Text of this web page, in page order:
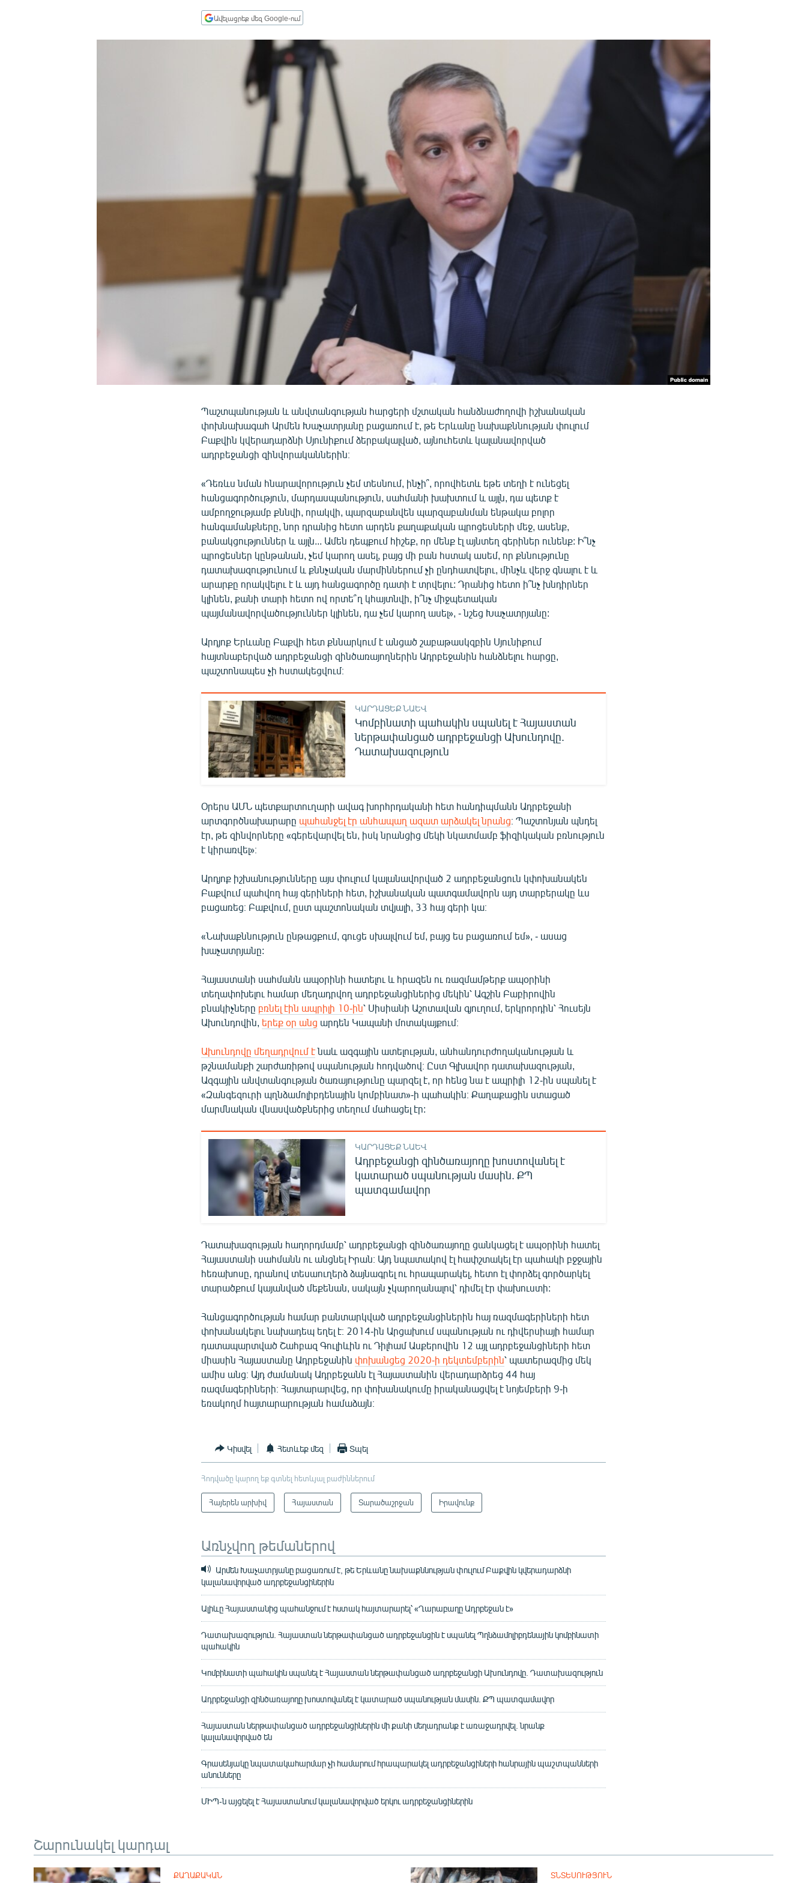
ՁԳՏԵԼՈՎ ԼԱՎԱԳՈՒՅՆԻՆ
Ավելացրեք մեզ Google-ում
Պաշտպանության և անվտանգության հարցերի մշտական հանձնաժողովի իշխանական
փոխնախագահ Արմեն Խաչատրյանը բացառում է, թե Երևանը նախաքննության փուլում
Բաքվին կվերադարձնի Սյունիքում ձերբակալված, այնուհետև կալանավորված
ադրբեջանցի զինվորականներին։
«Դեռևս նման հնարավորություն չեմ տեսնում, ինչի՞, որովհետև եթե տեղի է ունեցել
հանցագործություն, մարդասպանություն, սահմանի խախտում և այլն, դա պետք է
ամբողջությամբ քննվի, որակվի, պարզաբանվեն պարզաբանման ենթակա բոլոր
հանգամանքները, նոր դրանից հետո արդեն քաղաքական պրոցեսների մեջ, ասենք,
բանակցություններ և այլն... Ամեն դեպքում հիշեք, որ մենք էլ այնտեղ գերիներ ունենք: Ի՞նչ
պրոցեսներ կընթանան, չեմ կարող ասել, բայց մի բան հստակ ասեմ, որ քննությունը
դատախազությունում և քննչական մարմիններում չի ընդհատվելու, մինչև վերջ գնալու է և
արարքը որակվելու է և այդ հանցագործը դատի է տրվելու: Դրանից հետո ի՞նչ խնդիրներ
կլինեն, քանի տարի հետո ով որտե՞ղ կհայտնվի, ի՞նչ միջպետական
պայմանավորվածություններ կլինեն, դա չեմ կարող ասել», - նշեց Խաչատրյանը:
Արդյոք Երևանը Բաքվի հետ քննարկում է անցած շաբաթասկզբին Սյունիքում
հայտնաբերված ադրբեջանցի զինծառայողներին Ադրբեջանին հանձնելու հարցը,
պաշտոնապես չի հստակեցվում։
ԿԱՐԴԱՑԵՔ ՆԱԵՎ
Կոմբինատի պահակին սպանել է Հայաստան
ներթափանցած ադրբեջանցի Ախունդովը.
Դատախազություն
Օրերս ԱՄՆ պետքարտուղարի ավագ խորհրդականի հետ հանդիպմանն Ադրբեջանի
արտգործնախարարը պահանջել էր անհապաղ ազատ արձակել նրանց։ Պաշտոնյան պնդել
էր, թե զինվորները «գերեվարվել են, իսկ նրանցից մեկի նկատմամբ ֆիզիկական բռնություն
է կիրառվել»։
Արդյոք իշխանությունները այս փուլում կալանավորված 2 ադրբեջանցուն կփոխանակեն
Բաքվում պահվող հայ գերիների հետ, իշխանական պատգամավորն այդ տարբերակը ևս
բացառեց։ Բաքվում, ըստ պաշտոնական տվյալի, 33 հայ գերի կա։
«Նախաքննություն ընթացքում, գուցե սխալվում եմ, բայց ես բացառում եմ», - ասաց
խաչատրյանը:
Հայաստանի սահմանն ապօրինի հատելու և հրազեն ու ռազմամթերք ապօրինի
տեղափոխելու համար մեղադրվող ադրբեջանցիներից մեկին՝ Ագշին Բաբիրովին
բնակիչները բռնել էին ապրիլի 10-ին՝ Սիսիանի Աշոտավան գյուղում, երկրորդին՝ Հուսեյն
Ախունդովին, երեք օր անց արդեն Կապանի մոտակայքում։
Ախունդովը մեղադրվում էնաև ազգային ատելության, անհանդուրժողականության և
թշնամանքի շարժառիթով սպանության հոդվածով։ Ըստ Գլխավոր դատախազության,
Ազգային անվտանգության ծառայությունը պարզել է, որ հենց նա է ապրիլի 12-ին սպանել է
«Զանգեզուրի պղնձամոլիբդենային կոմբինատ»-ի պահակին։ Քաղաքացին ստացած
մարմնական վնասվածքներից տեղում մահացել էր:
ԿԱՐԴԱՑԵՔ ՆԱԵՎ
Ադրբեջանցի զինծառայողը խոստովանել է
կատարած սպանության մասին. ՔՊ
պատգամավոր
Դատախազության հաղորդմամբ՝ ադրբեջանցի զինծառայողը ցանկացել է ապօրինի հատել
Հայաստանի սահմանն ու անցնել Իրան։ Այդ նպատակով էլ հափշտակել էր պահակի բջջային
հեռախոսը, դրանով տեսաուղերձ ձայնագրել ու հրապարակել, հետո էլ փորձել գործարկել
տարածքում կայանված մեքենան, սակայն չկարողանալով՝ դիմել էր փախուստի:
Հանցագործության համար բանտարկված ադրբեջանցիներին հայ ռազմագերիների հետ
փոխանակելու նախադեպ եղել է։ 2014-ին Արցախում սպանության ու դիվերսիայի համար
դատապարտված Շահբազ Գուլիևին ու Դիլհամ Ասքերովին 12 այլ ադրբեջանցիների հետ
միասին Հայաստանը Ադրբեջանին փոխանցեց 2020-ի դեկտեմբերին՝ պատերազմից մեկ
ամիս անց։ Այդ ժամանակ Ադրբեջանն էլ Հայաստանին վերադարձրեց 44 հայ
ռազմագերիների։ Հայտարարվեց, որ փոխանակումը իրականացվել է նոյեմբերի 9-ի
եռակողմ հայտարարության համաձայն։
Կիսվել Հետևեք մեզ Տպել
Հոդվածը կարող եք գտնել հետևյալ բաժիններում
Հայերեն արխիվ Հայաստան Տարածաշրջան Իրավունք
Առնչվող թեմաներով
Արմեն Խաչատրյանը բացառում է, թե Երևանը նախաքննության փուլում Բաքվին կվերադարձնի
կալանավորված ադրբեջանցիներին
Ալիևը Հայաստանից պահանջում է հստակ հայտարարել՝ «Ղարաբաղը Ադրբեջան է»
Դատախազություն. Հայաստան ներթափանցած ադրբեջանցին է սպանել Պղնձամոլիբդենային կոմբինատի
պահակին
Կոմբինատի պահակին սպանել է Հայաստան ներթափանցած ադրբեջանցի Ախունդովը. Դատախազություն
Ադրբեջանցի զինծառայողը խոստովանել է կատարած սպանության մասին. ՔՊ պատգամավոր
Հայաստան ներթափանցած ադրբեջանցիներին մի քանի մեղադրանք է առաջադրվել. նրանք
կալանավորված են
Գրասենյակը նպատակահարմար չի համարում հրապարակել ադրբեջանցիների հանրային պաշտպանների
անունները
ՄԻՊ-ն այցելել է Հայաստանում կալանավորված երկու ադրբեջանցիներին
Շարունակել կարդալ
ՔԱՂԱՔԱԿԱՆ ՏՆՏԵՍՈՒԹՅՈՒՆ